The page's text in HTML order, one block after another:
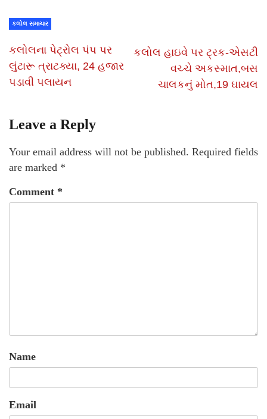
કલોલ સમાચાર
કલોલના પેટ્રોલ પંપ પર
લુંટારૂ ત્રાટક્યા, 24 હજાર
પડાવી પલાયન
કલોલ હાઇવે પર ટ્રક-એસટી
વચ્ચે અકસ્માત,બસ
ચાલકનું મોત,19 ઘાયલ
Leave a Reply
Your email address will not be published. Required fields
are marked *
Comment *
Name
Email